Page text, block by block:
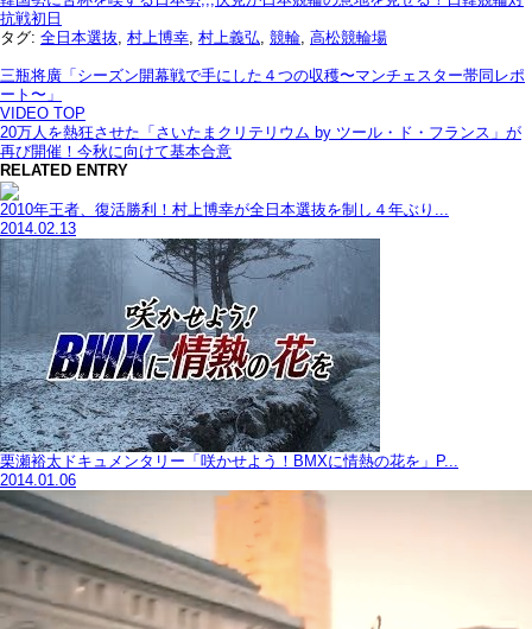
抗戦初日
タグ: 全日本選抜, 村上博幸, 村上義弘, 競輪, 高松競輪場
三瓶将廣「シーズン開幕戦で手にした４つの収穫〜マンチェスター帯同レポ
ート〜」
VIDEO TOP
20万人を熱狂させた「さいたまクリテリウム by ツール・ド・フランス」が
再び開催！今秋に向けて基本合意
RELATED ENTRY
2010年王者、復活勝利！村上博幸が全日本選抜を制し４年ぶり...
2014.02.13
栗瀬裕太ドキュメンタリー「咲かせよう！BMXに情熱の花を」P...
2014.01.06